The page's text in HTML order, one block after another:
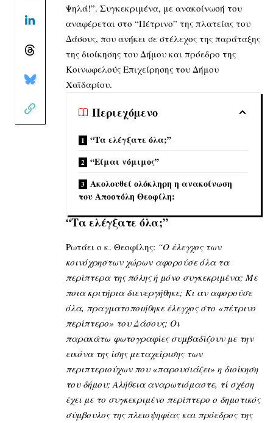
Ψηλά!”. Συγκεκριμένα, με ανακοίνωσή του
αναφέρεται στο “Πέτρινο” της πλατείας του
Δάσους, που ανήκει σε στέλεχος της παράταξης
της διοίκησης του Δήμου και πρόεδρο της
Κοινωφελούς Επιχείρησης του Δήμου
Χαϊδαρίου.
Περιεχόμενο
“Τα ελέγξατε όλα;”
“Είμαι νόμιμος”
Ακολουθεί ολόκληρη η ανακοίνωση
του Αποστόλη Θεοφίλη:
“Τα ελέγξατε όλα;”
Ρωτάει ο κ. Θεοφίλης: “Ο έλεγχος των
κοινόχρηστων χώρων αφορούσε όλα τα
περίπτερα της πόλης ή μόνο συγκεκριμένα; Με
ποια κριτήρια διενεργήθηκε; Κι αν αφορούσε
όλα, πραγματοποιήθηκε έλεγχος στο «πέτρινο
περίπτερο» του Δάσους; Οι
παρακάτω φωτογραφίες συμβαδίζουν με την
εικόνα της ίσης μεταχείρισης των
περιπτεριούχων που «παρουσιάζει» η διοίκηση
του δήμου; Αλήθεια αναρωτιόμαστε, τί σχέση
έχει με το συγκεκριμένο περίπτερο ο δημοτικός
σύμβουλος της πλειοψηφίας και πρόεδρος της